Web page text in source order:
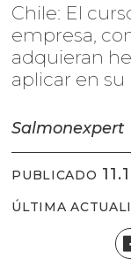
Chile: El
empresa,
adquieran
aplicar en su
Salmonexpert
PUBLICADO
ÚLTIMA